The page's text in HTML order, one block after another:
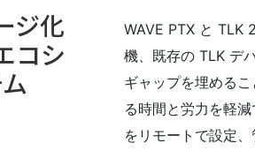
ジ化
コシ
WAVE PTX と TLK
機、既存の TLK デ
ギャップを埋める
る時間と労力を軽
をリモートで設定